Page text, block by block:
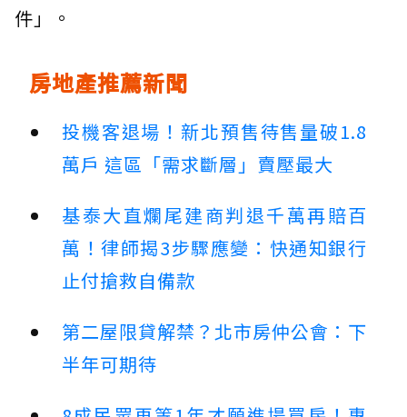
件」。
房地產推薦新聞
投機客退場！新北預售待售量破1.8
萬戶 這區「需求斷層」賣壓最大
基泰大直爛尾建商判退千萬再賠百
萬！律師揭3步驟應變：快通知銀行
止付搶救自備款
第二屋限貸解禁？北市房仲公會：下
半年可期待